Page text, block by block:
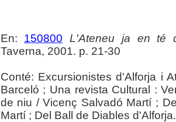
En: 150800
L'Ateneu ja en té
Taverna, 2001. p. 21-30
Conté: Excursionistes d'Alforja i
Barceló ; Una revista Cultural :
de niu / Vicenç Salvadó Martí ;
Martí ; Del Ball de Diables d'Alforja.